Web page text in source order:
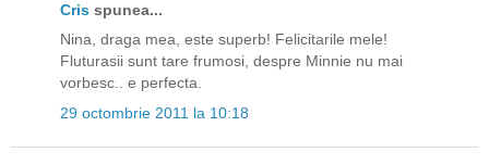
Cris spunea...
Nina, draga mea, este superb! Felicitarile mele!
Fluturasii sunt tare frumosi, despre Minnie nu mai
vorbesc.. e perfecta.
29 octombrie 2011 la 10:18